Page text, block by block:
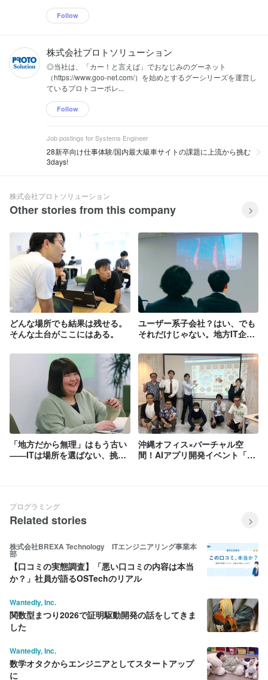
Follow
株式会社プロトソリューション
◎当社は、「カー！と言えば」でおなじみのグーネット
（https://www.goo-net.com/）を始めとするグーシリーズを運営し
ているプロトコーポレ...
Follow
Job postings for Systems Engineer
28新卒向け仕事体験/国内最大級車サイトの課題に上流から挑む
3days!
株式会社プロトソリューション
Other stories from this company
どんな場所でも結果は残せる。
そんな土台がここにはある。
ユーザー系子会社？はい、でも
それだけじゃない。地方IT企業
100億（PSグループ連結）を超
えるまで
「地方だから無理」はもう古い
――ITは場所を選ばない、挑戦
沖縄オフィス×バーチャル空
間！AIアプリ開発イベント「ア
プログラミング
Related stories
株式会社BREXA Technology ITエンジニアリング事業本
部
【口コミの実態調査】「悪い口コミの内容は本当
か？」社員が語るOSTechのリアル
Wantedly, Inc.
関数型まつり2026で証明駆動開発の話をしてきま
した
Wantedly, Inc.
数学オタクからエンジニアとしてスタートアップ
に